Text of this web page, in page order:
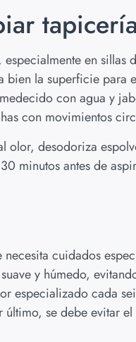
especialmente en sillas
bien la superficie
con agua y
con movimientos
olor, desodoriza
minutos antes de
cuidados
y húmedo,
especializado cada
se debe evitar